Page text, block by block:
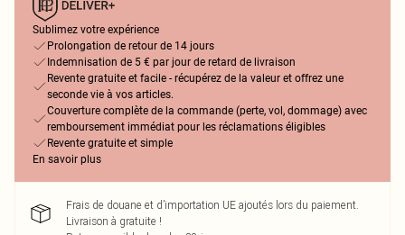
Sublimez votre expérience
Prolongation de retour de 14 jours
Indemnisation de 5 € par jour de retard de livraison
Revente gratuite et facile - récupérez de la valeur et offrez une
seconde vie à vos articles.
Couverture complète de la commande (perte, vol, dommage) avec
remboursement immédiat pour les réclamations éligibles
Revente gratuite et simple
En savoir plus
Frais de douane et d’importation UE ajoutés lors du paiement.
Livraison à gratuite !